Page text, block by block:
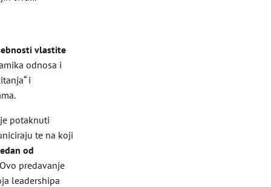
vlastite
odnosa i
i
potaknuti
te na koji
od
predavanje
leadershipa